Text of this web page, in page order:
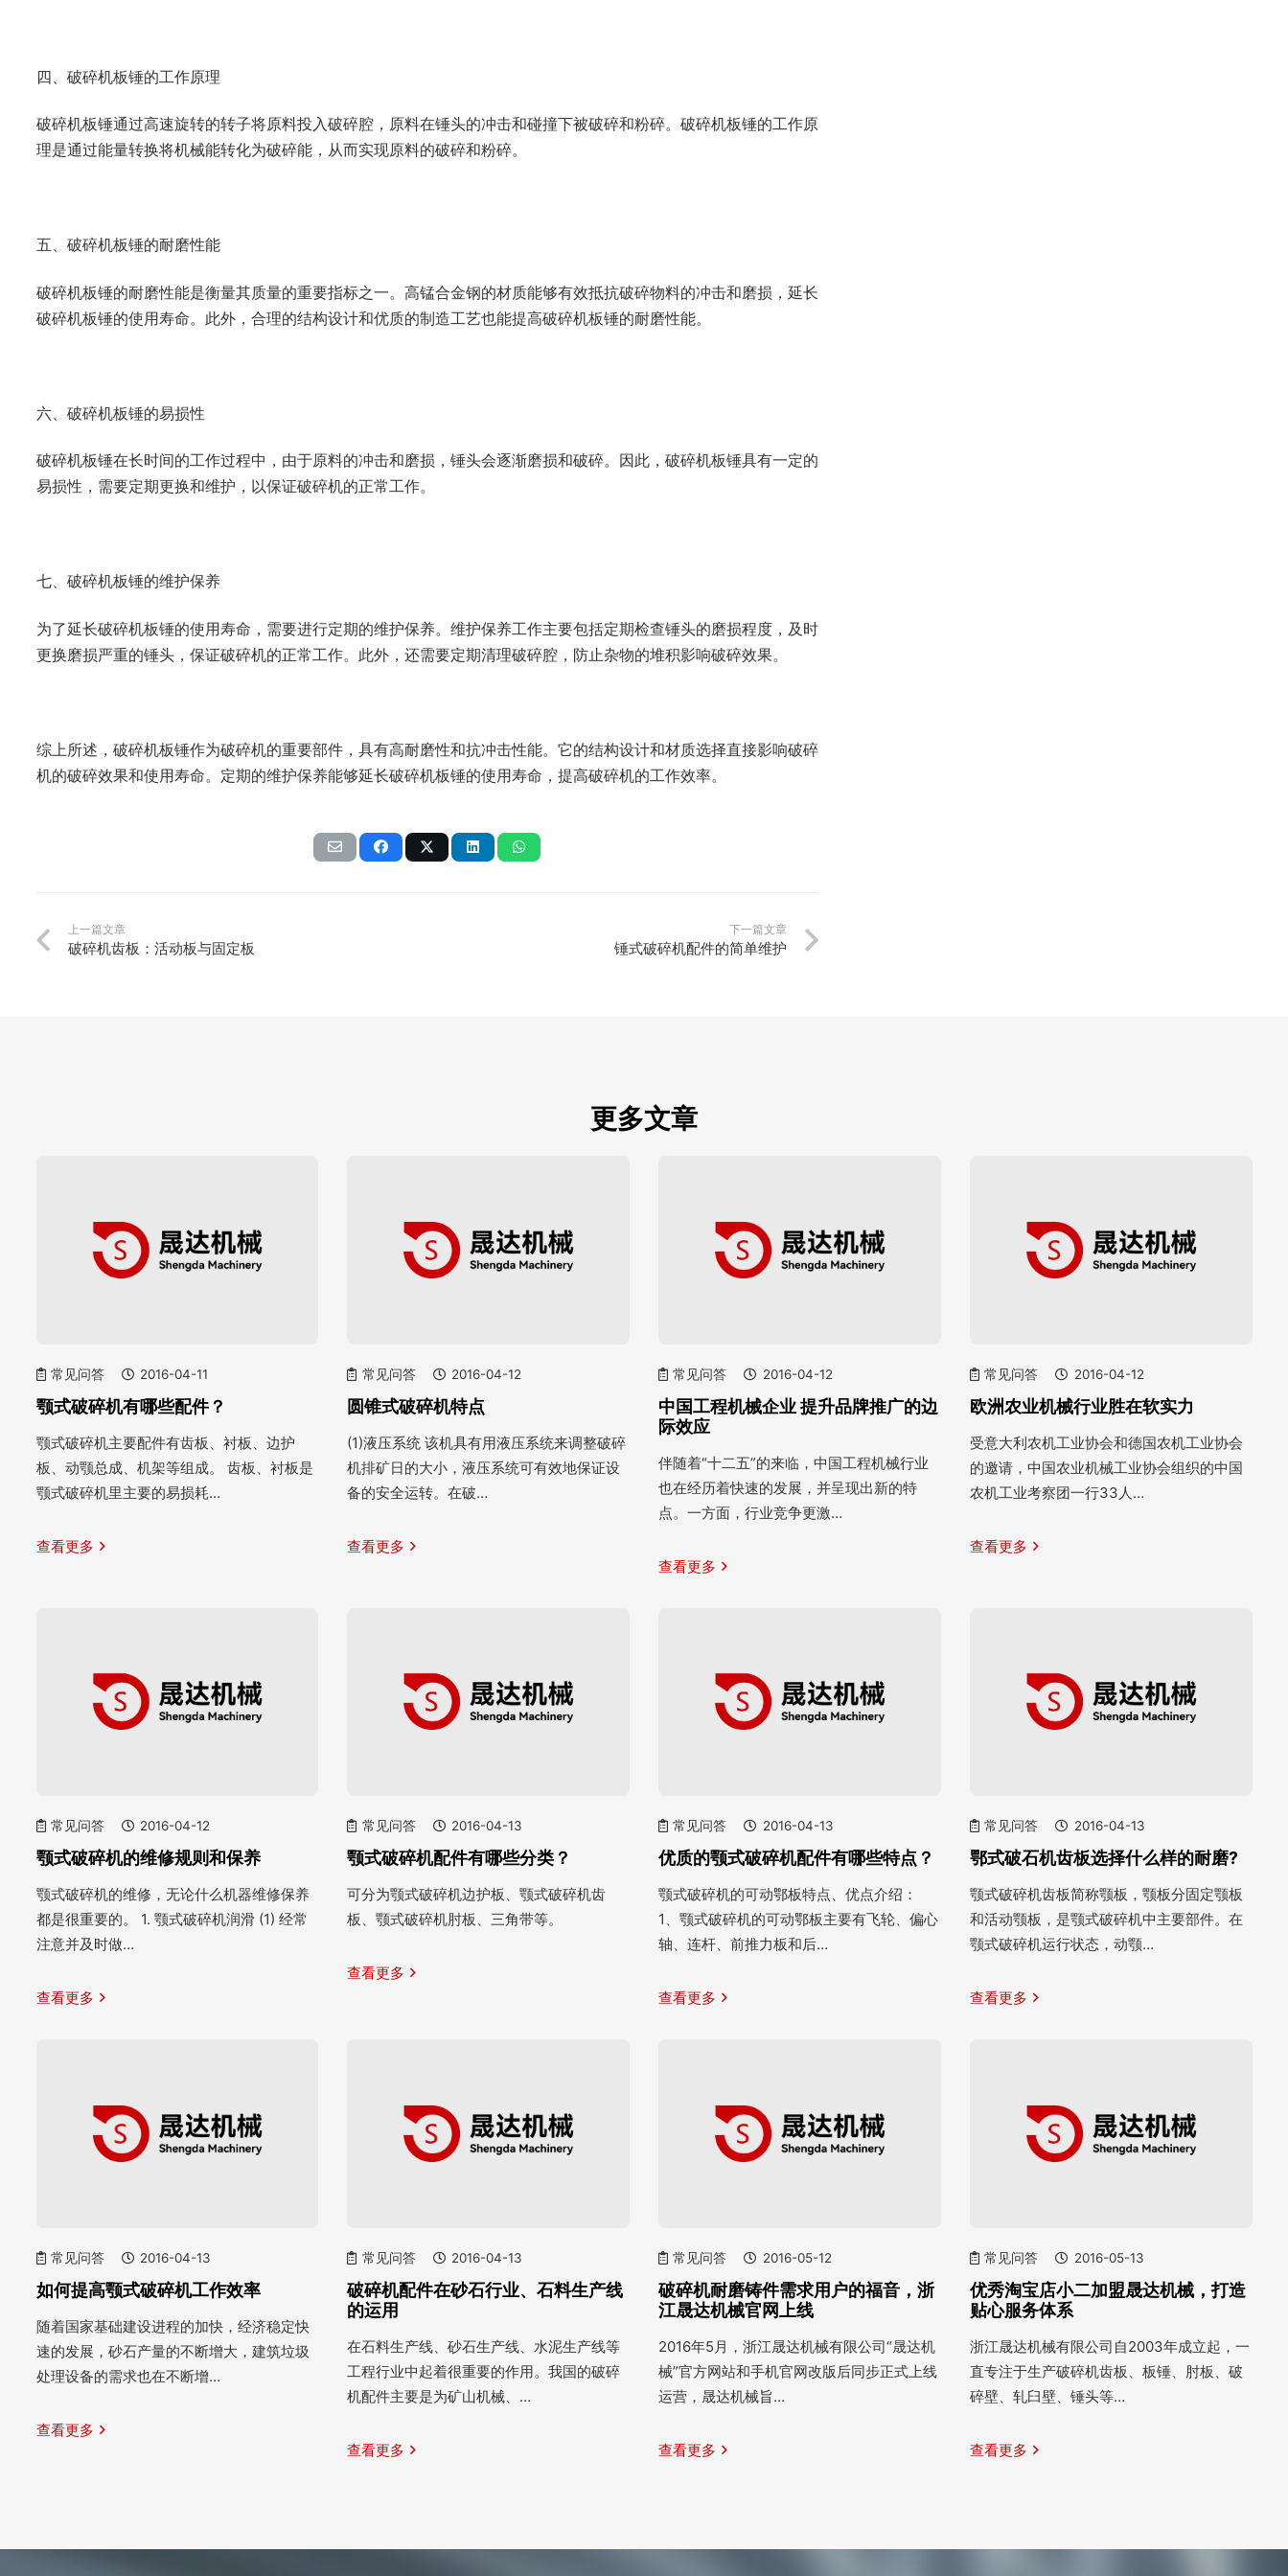
四、破碎机板锤的工作原理
破碎机板锤通过高速旋转的转子将原料投入破碎腔，原料在锤头的冲击和碰撞下被破碎和粉碎。破碎机板锤的工作原
理是通过能量转换将机械能转化为破碎能，从而实现原料的破碎和粉碎。
五、破碎机板锤的耐磨性能
破碎机板锤的耐磨性能是衡量其质量的重要指标之一。高锰合金钢的材质能够有效抵抗破碎物料的冲击和磨损，延长
破碎机板锤的使用寿命。此外，合理的结构设计和优质的制造工艺也能提高破碎机板锤的耐磨性能。
六、破碎机板锤的易损性
破碎机板锤在长时间的工作过程中，由于原料的冲击和磨损，锤头会逐渐磨损和破碎。因此，破碎机板锤具有一定的
易损性，需要定期更换和维护，以保证破碎机的正常工作。
七、破碎机板锤的维护保养
为了延长破碎机板锤的使用寿命，需要进行定期的维护保养。维护保养工作主要包括定期检查锤头的磨损程度，及时
更换磨损严重的锤头，保证破碎机的正常工作。此外，还需要定期清理破碎腔，防止杂物的堆积影响破碎效果。
综上所述，破碎机板锤作为破碎机的重要部件，具有高耐磨性和抗冲击性能。它的结构设计和材质选择直接影响破碎
机的破碎效果和使用寿命。定期的维护保养能够延长破碎机板锤的使用寿命，提高破碎机的工作效率。
上一篇文章
破碎机齿板：活动板与固定板
下一篇文章
锤式破碎机配件的简单维护
更多文章
常见问答 2016-04-11
颚式破碎机有哪些配件？
颚式破碎机主要配件有齿板、衬板、边护
板、动颚总成、机架等组成。 齿板、衬板是
颚式破碎机里主要的易损耗…
查看更多
常见问答 2016-04-12
圆锥式破碎机特点
(1)液压系统 该机具有用液压系统来调整破碎
机排矿日的大小，液压系统可有效地保证设
备的安全运转。在破…
查看更多
常见问答 2016-04-12
中国工程机械企业 提升品牌推广的边
际效应
伴随着“十二五”的来临，中国工程机械行业
也在经历着快速的发展，并呈现出新的特
点。一方面，行业竞争更激…
查看更多
常见问答 2016-04-12
欧洲农业机械行业胜在软实力
受意大利农机工业协会和德国农机工业协会
的邀请，中国农业机械工业协会组织的中国
农机工业考察团一行33人…
查看更多
常见问答 2016-04-12
颚式破碎机的维修规则和保养
颚式破碎机的维修，无论什么机器维修保养
都是很重要的。 1. 颚式破碎机润滑 (1) 经常
注意并及时做…
查看更多
常见问答 2016-04-13
颚式破碎机配件有哪些分类？
可分为颚式破碎机边护板、颚式破碎机齿
板、颚式破碎机肘板、三角带等。
查看更多
常见问答 2016-04-13
优质的颚式破碎机配件有哪些特点？
颚式破碎机的可动鄂板特点、优点介绍：
1、颚式破碎机的可动鄂板主要有飞轮、偏心
轴、连杆、前推力板和后…
查看更多
常见问答 2016-04-13
鄂式破石机齿板选择什么样的耐磨?
颚式破碎机齿板简称颚板，颚板分固定颚板
和活动颚板，是颚式破碎机中主要部件。在
颚式破碎机运行状态，动颚…
查看更多
常见问答 2016-04-13
如何提高颚式破碎机工作效率
随着国家基础建设进程的加快，经济稳定快
速的发展，砂石产量的不断增大，建筑垃圾
处理设备的需求也在不断增…
查看更多
常见问答 2016-04-13
破碎机配件在砂石行业、石料生产线
的运用
在石料生产线、砂石生产线、水泥生产线等
工程行业中起着很重要的作用。我国的破碎
机配件主要是为矿山机械、…
查看更多
常见问答 2016-05-12
破碎机耐磨铸件需求用户的福音，浙
江晟达机械官网上线
2016年5月，浙江晟达机械有限公司“晟达机
械”官方网站和手机官网改版后同步正式上线
运营，晟达机械旨…
查看更多
常见问答 2016-05-13
优秀淘宝店小二加盟晟达机械，打造
贴心服务体系
浙江晟达机械有限公司自2003年成立起，一
直专注于生产破碎机齿板、板锤、肘板、破
碎壁、轧臼壁、锤头等…
查看更多